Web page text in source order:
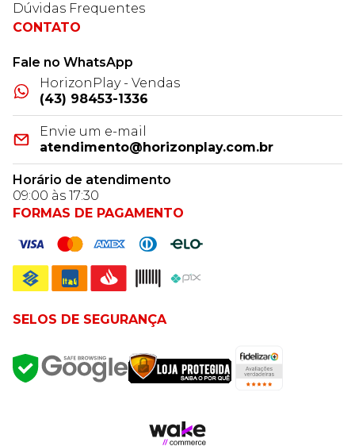
Dúvidas Frequentes
CONTATO
Fale no WhatsApp
HorizonPlay - Vendas
(43) 98453-1336
Envie um e-mail
atendimento@horizonplay.com.br
Horário de atendimento
09:00 às 17:30
FORMAS DE PAGAMENTO
SELOS DE SEGURANÇA